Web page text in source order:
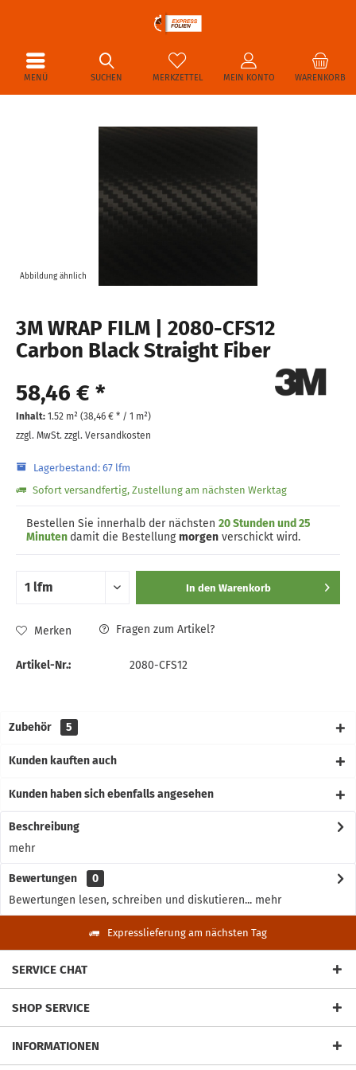
MENÜ WARENKORB
MERKZETTEL MEIN KONTO
SUCHEN
Abbildung ähnlich
3M WRAP FILM | 2080-CFS12
Carbon Black Straight Fiber
58,46 € *
Inhalt: 1.52 m² (38,46 € * / 1 m²)
zzgl. MwSt. zzgl. Versandkosten
Lagerbestand: 67 lfm
Sofort versandfertig, Zustellung am nächsten Werktag
Bestellen Sie innerhalb der nächsten 20 Stunden und 25
Minuten damit die Bestellungmorgen verschickt wird.
In den Warenkorb
Merken Fragen zum Artikel?
Artikel-Nr.: 2080-CFS12
Zubehör 5
Kunden kauften auch
Kunden haben sich ebenfalls angesehen
Beschreibung
mehr
Bewertungen
0
Bewertungen lesen, schreiben und diskutieren... mehr
Expresslieferung am nächsten Tag
SERVICE CHAT
SHOP SERVICE
INFORMATIONEN